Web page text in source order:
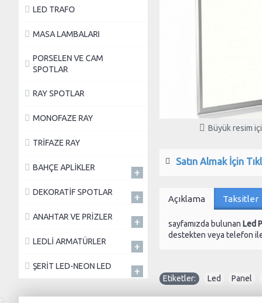
LED TRAFO
MASA LAMBALARI
PORSELEN VE CAM
SPOTLAR
RAY SPOTLAR
MONOFAZE RAY
TRİFAZE RAY
BAHÇE APLİKLER +
DEKORATİF SPOTLAR +
ANAHTAR VE PRİZLER +
LEDLİ ARMATÜRLER +
ŞERİT LED-NEON LED +
Büyük resim
Satın Almak İçin
Açıklama Taksitler
sayfamızda bulunan Led
destekten veya telefon
Etiketler: Led Panel